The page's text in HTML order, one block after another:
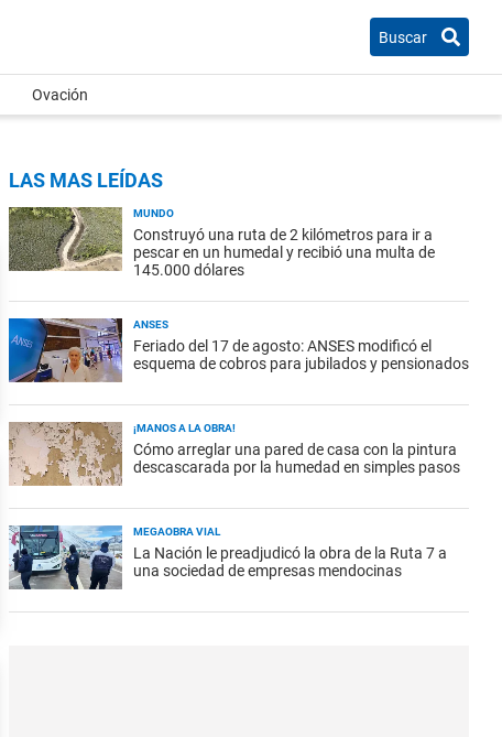
Buscar
Ovación
LAS MAS LEÍDAS
MUNDO
Construyó una ruta de 2 kilómetros para ir a
pescar en un humedal y recibió una multa de
145.000 dólares
ANSES
Feriado del 17 de agosto: ANSES modificó el
esquema de cobros para jubilados y pensionados
¡MANOS A LA OBRA!
Cómo arreglar una pared de casa con la pintura
descascarada por la humedad en simples pasos
MEGAOBRA VIAL
La Nación le preadjudicó la obra de la Ruta 7 a
una sociedad de empresas mendocinas